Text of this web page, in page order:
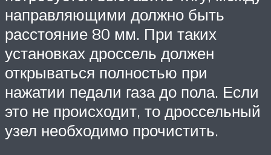
направляющими должно быть
расстояние 80 мм. При таких
установках дроссель должен
открываться полностью при
нажатии педали газа до пола. Если
это не происходит, то дроссельный
узел необходимо прочистить.